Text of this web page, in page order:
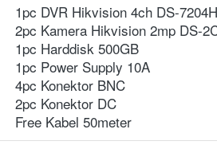
1pc DVR Hikvision 4ch DS-
2pc Kamera Hikvision 2mp DS-
1pc Harddisk 500GB
1pc Power Supply 10A
4pc Konektor BNC
2pc Konektor DC
Free Kabel 50meter